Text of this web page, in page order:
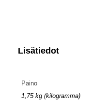
Lisätiedot
Paino
1,75 kg (kilogramma)